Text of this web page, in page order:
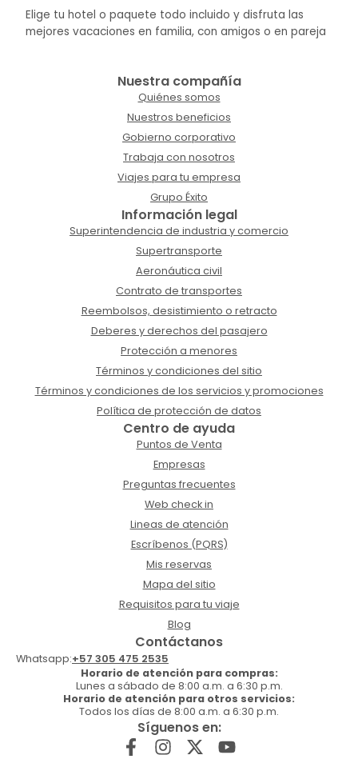
Elige tu hotel o paquete todo incluido y disfruta las
mejores vacaciones en familia, con amigos o en pareja
Nuestra compañía
Quiénes somos
Nuestros beneficios
Gobierno corporativo
Trabaja con nosotros
Viajes para tu empresa
Grupo Éxito
Información legal
Superintendencia de industria y comercio
Supertransporte
Aeronáutica civil
Contrato de transportes
Reembolsos, desistimiento o retracto
Deberes y derechos del pasajero
Protección a menores
Términos y condiciones del sitio
Términos y condiciones de los servicios y promociones
Política de protección de datos
Centro de ayuda
Puntos de Venta
Empresas
Preguntas frecuentes
Web check in
Lineas de atención
Escríbenos (PQRS)
Mis reservas
Mapa del sitio
Requisitos para tu viaje
Blog
Contáctanos
Whatsapp:+57 305 475 2535
Horario de atención para compras:
Lunes a sábado de 8:00 a.m. a 6:30 p.m.
Horario de atención para otros servicios:
Todos los días de 8:00 a.m. a 6:30 p.m.
Síguenos en: